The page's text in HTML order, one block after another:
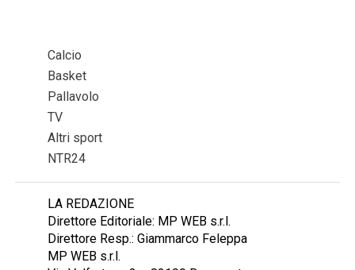
Calcio
Basket
Pallavolo
TV
Altri sport
NTR24
LA REDAZIONE
Direttore Editoriale: MP WEB s.r.l.
Direttore Resp.: Giammarco Feleppa
MP WEB s.r.l.